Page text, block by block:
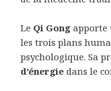
Le Qi Gong
les trois plans
psychologique. Sa
d’énergie dans le